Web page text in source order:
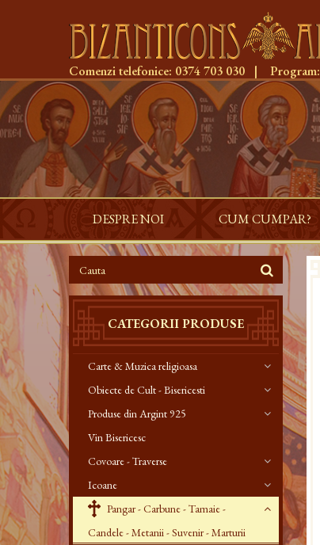
Comenzi telefonice: 0374 703 030 | Program:
DESPRE NOI CUM CUMPAR?
CATEGORII PRODUSE
Carte & Muzica religioasa
Obiecte de Cult - Bisericesti
Produse din Argint 925
Vin Bisericesc
Covoare - Traverse
Icoane
Pangar - Carbune - Tamaie -
Candele - Metanii - Suvenir - Marturii